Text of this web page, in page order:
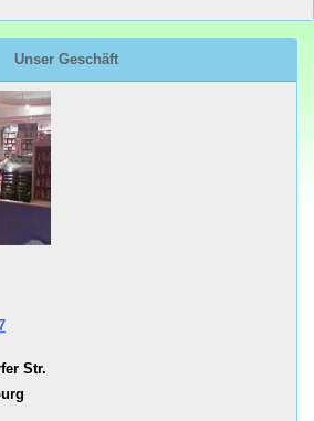
Unser Geschäft
Str.